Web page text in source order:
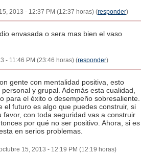
2013 - 12:37 PM (12:37 horas) (responder)
envasada o sera mas bien el vaso
- 11:46 PM (23:46 horas) (responder)
gente con mentalidad positiva, esto
y grupal. Además esta cualidad,
para el éxito o desempeño sobresaliente.
el futuro es algo que puedes construir, si
favor, con toda seguridad vas a construir
por qué no ser positivo. Ahora, si es
en serios problemas.
15, 2013 - 12:19 PM (12:19 horas)